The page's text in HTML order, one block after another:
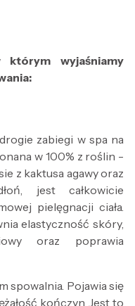
wyjaśniamy
zabiegi w spa na
w 100% z roślin -
z kaktusa agawy oraz
jest całkowicie
pielęgnacji ciała.
elastyczność skóry,
oraz poprawia
spowalnia. Pojawia się
kończyn. Jest to